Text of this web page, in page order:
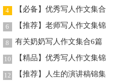
合8篇
4
【必备】优秀写人作文集合
8篇
6
【推荐】老师写人作文集锦
8篇
8 有关奶奶写人作文集合6篇
10
【精品】优秀写人作文集锦
九篇
12
【推荐】人生的演讲稿锦集